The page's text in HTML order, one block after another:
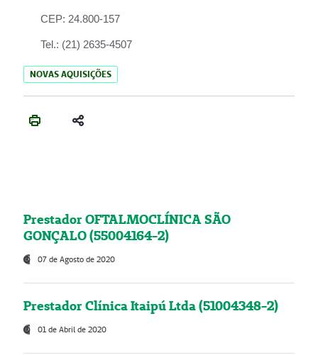
CEP: 24.800-157
Tel.: (21) 2635-4507
NOVAS AQUISIÇÕES
Prestador OFTALMOCLÍNICA SÃO
GONÇALO (55004164-2)
07 de Agosto de 2020
Prestador Clínica Itaipú Ltda (51004348-2)
01 de Abril de 2020